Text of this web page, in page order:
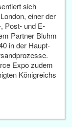
sich
einer der
Post- und E-
Partner Bluhm
in der Haupt­
Expo zudem
Königreichs